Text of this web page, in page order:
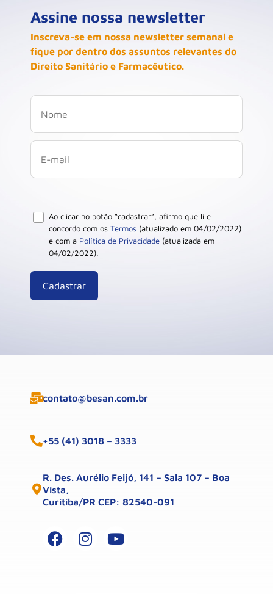
Assine nossa newsletter
Inscreva-se em nossa newsletter semanal e
fique por dentro dos assuntos relevantes do
Direito Sanitário e Farmacêutico.
Ao clicar no botão “cadastrar”, afirmo que li e
concordo com os Termos (atualizado em 04/02/2022)
e com a Política de Privacidade (atualizada em
04/02/2022).
contato@besan.com.br
+55 (41) 3018 – 3333
R. Des. Aurélio Feijó, 141 – Sala 107 – Boa
Vista,
Curitiba/PR CEP: 82540-091